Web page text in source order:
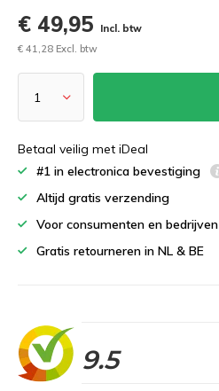
€ 49,95
Incl. btw
€ 41,28 Excl. btw
Betaal veilig met iDeal
#1 in electronica bevestiging
Altijd gratis verzending
Voor consumenten en bedrijven
Gratis retourneren in NL & BE
9.5